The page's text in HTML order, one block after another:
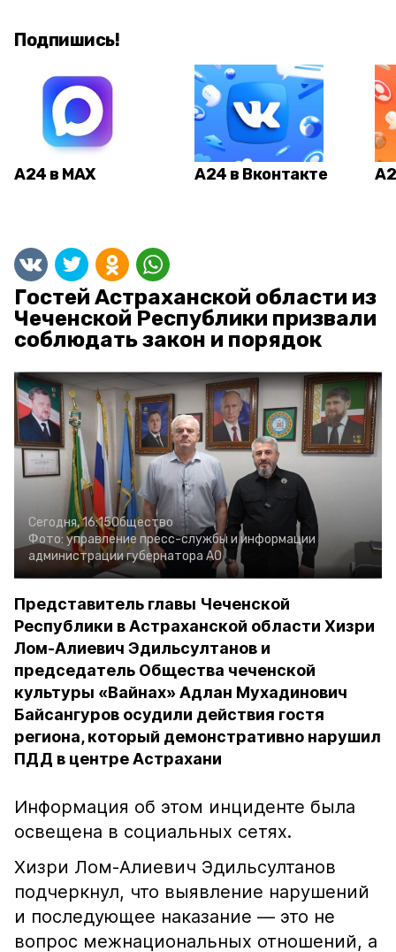
Подпишись!
А24 в MAX А24 в Вконтакте
Гостей Астраханской области из
Чеченской Республики призвали
соблюдать закон и порядок
Сегодня, 16:15Общество
Фото: управление пресс-службы и информации
администрации губернатора АО
Представитель главы Чеченской
Республики в Астраханской области Хизри
Лом-Алиевич Эдильсултанов и
председатель Общества чеченской
культуры «Вайнах» Адлан Мухадинович
Байсангуров осудили действия гостя
региона, который демонстративно нарушил
ПДД в центре Астрахани
Информация об этом инциденте была
освещена в социальных сетях.
Хизри Лом-Алиевич Эдильсултанов
подчеркнул, что выявление нарушений
и последующее наказание — это не
вопрос межнациональных отношений, а